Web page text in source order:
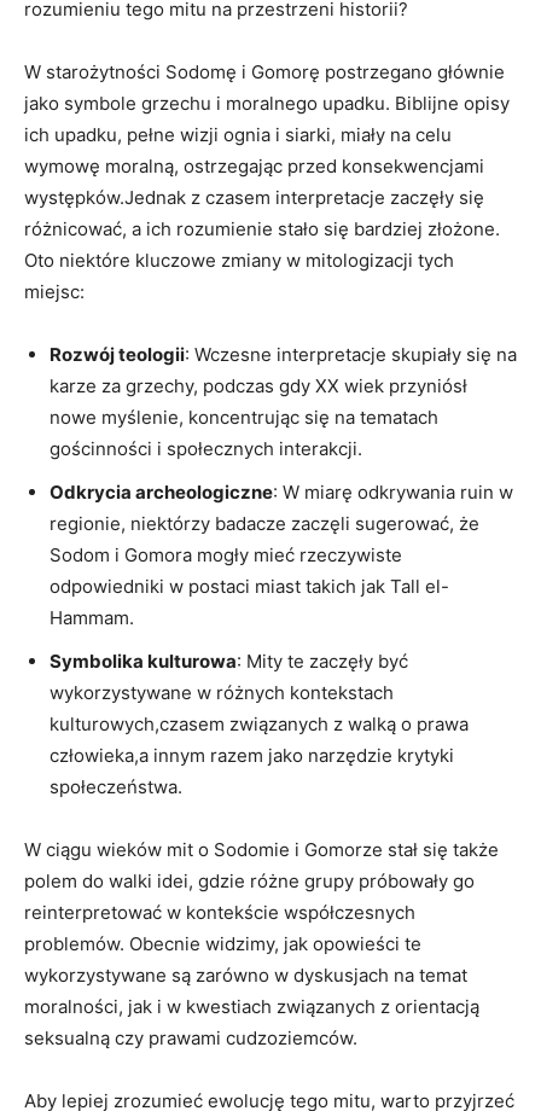
rozumieniu tego mitu na przestrzeni historii?
W starożytności Sodomę i Gomorę postrzegano głównie
jako symbole grzechu i moralnego upadku. Biblijne opisy
ich upadku, pełne wizji ognia i siarki, miały na celu
wymowę moralną, ostrzegając przed konsekwencjami
występków.Jednak z czasem interpretacje zaczęły się
różnicować, a ich rozumienie stało się bardziej złożone.
Oto niektóre kluczowe zmiany w mitologizacji tych
miejsc:
Rozwój teologii: Wczesne interpretacje skupiały się na
karze za grzechy, podczas gdy XX wiek przyniósł
nowe myślenie, koncentrując się na tematach
gościnności i społecznych interakcji.
Odkrycia archeologiczne: W miarę odkrywania ruin w
regionie, niektórzy badacze zaczęli sugerować, że
Sodom i Gomora mogły mieć rzeczywiste
odpowiedniki w postaci miast takich jak Tall el-
Hammam.
Symbolika kulturowa: Mity te zaczęły być
wykorzystywane w różnych kontekstach
kulturowych,czasem związanych z walką o prawa
człowieka,a innym razem jako narzędzie krytyki
społeczeństwa.
W ciągu wieków mit o Sodomie i Gomorze stał się także
polem do walki idei, gdzie różne grupy próbowały go
reinterpretować w kontekście współczesnych
problemów. Obecnie widzimy, jak opowieści te
wykorzystywane są zarówno w dyskusjach na temat
moralności, jak i w kwestiach związanych z orientacją
seksualną czy prawami cudzoziemców.
Aby lepiej zrozumieć ewolucję tego mitu, warto przyjrzeć